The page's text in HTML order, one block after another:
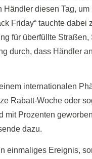
diesen Tag,
Friday“ tauchte
für überfüllte
durch, dass Händler
internationalen
Rabatt-Woche oder
Prozenten
dazu.
einmaliges Ereignis,